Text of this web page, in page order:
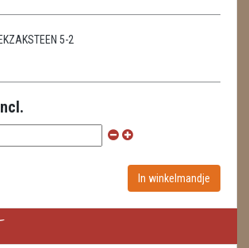
ELIXERS
5-2